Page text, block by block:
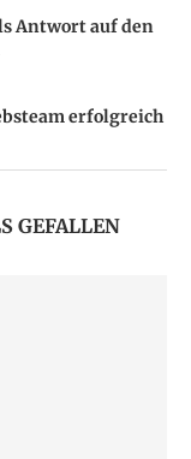
Antwort auf den
erfolgreich
GEFALLEN